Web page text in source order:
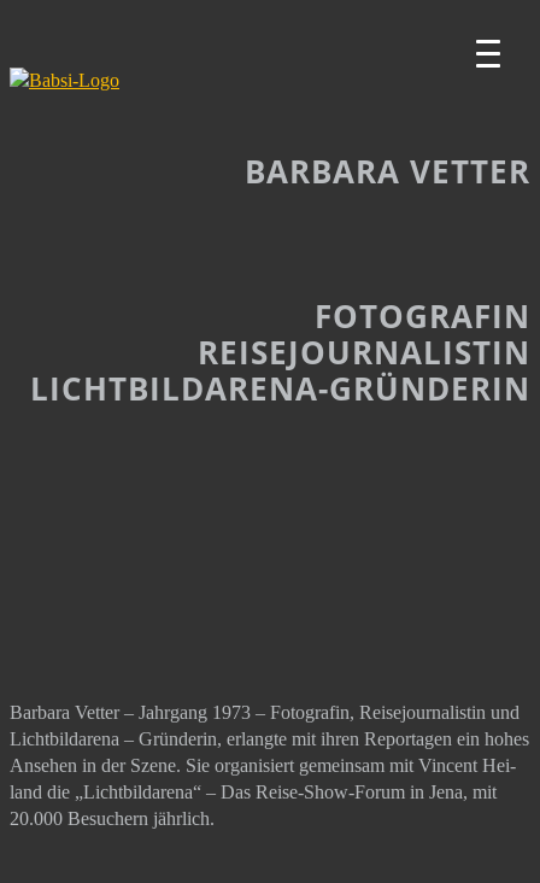
springen
BARBARA
|REPORTAGEN
BARBARA VETTER
FOTOGRAFIN
REISEJOURNALISTIN
LICHTBILDARENA-GRÜNDERIN
Bar­ba­ra Vet­ter – Jahr­gang 1973 – Foto­gra­fin, Rei­se­jour­na­lis­tin und
Licht­bilda­re­na – Grün­de­rin, erlang­te mit ihren Repor­ta­gen ein hohes
Anse­hen in der Sze­ne. Sie orga­ni­siert gemein­sam mit Vin­cent Hei­
land die „Licht­bilda­re­na“ – Das Rei­se-Show-Forum in Jena, mit
20.000 Besu­chern jährlich.